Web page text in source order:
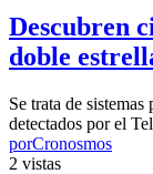
Descubren
doble
Se trata de
detectados por el
porCronosmos
2 vistas